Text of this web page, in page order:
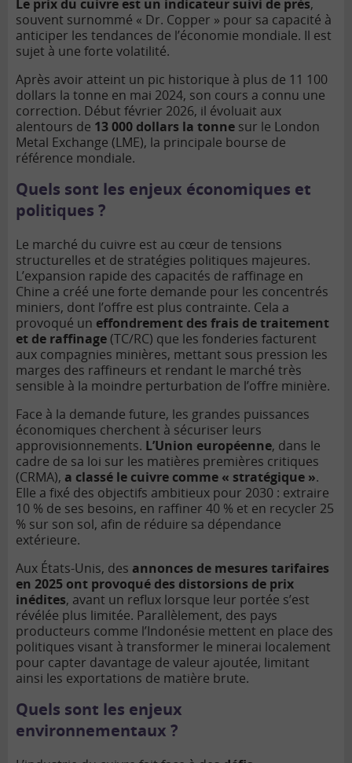
Le prix du cuivre est un indicateur suivi de près,
souvent surnommé « Dr. Copper » pour sa capacité à
anticiper les tendances de l’économie mondiale. Il est
sujet à une forte volatilité.
Après avoir atteint un pic historique à plus de 11 100
dollars la tonne en mai 2024, son cours a connu une
correction. Début février 2026, il évoluait aux
alentours de 13 000 dollars la tonne sur le London
Metal Exchange (LME), la principale bourse de
référence mondiale.
Quels sont les enjeux économiques et
politiques ?
Le marché du cuivre est au cœur de tensions
structurelles et de stratégies politiques majeures.
L’expansion rapide des capacités de raffinage en
Chine a créé une forte demande pour les concentrés
miniers, dont l’offre est plus contrainte. Cela a
provoqué un effondrement des frais de traitement
et de raffinage(TC/RC) que les fonderies facturent
aux compagnies minières, mettant sous pression les
marges des raffineurs et rendant le marché très
sensible à la moindre perturbation de l’offre minière.
Face à la demande future, les grandes puissances
économiques cherchent à sécuriser leurs
approvisionnements. L’Union européenne, dans le
cadre de sa loi sur les matières premières critiques
(CRMA), a classé le cuivre comme « stratégique ».
Elle a fixé des objectifs ambitieux pour 2030 : extraire
10 % de ses besoins, en raffiner 40 % et en recycler 25
% sur son sol, afin de réduire sa dépendance
extérieure.
Aux États-Unis, des annonces de mesures tarifaires
en 2025 ont provoqué des distorsions de prix
inédites, avant un reflux lorsque leur portée s’est
révélée plus limitée. Parallèlement, des pays
producteurs comme l’Indonésie mettent en place des
politiques visant à transformer le minerai localement
pour capter davantage de valeur ajoutée, limitant
ainsi les exportations de matière brute.
Quels sont les enjeux
environnementaux ?